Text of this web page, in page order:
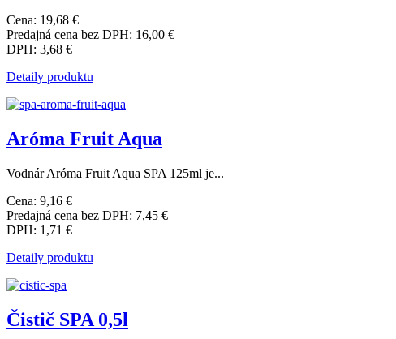
Cena: 19,68 €
Predajná cena bez DPH: 16,00 €
DPH: 3,68 €
Detaily produktu
Aróma Fruit Aqua
Vodnár Aróma Fruit Aqua SPA 125ml je...
Cena: 9,16 €
Predajná cena bez DPH: 7,45 €
DPH: 1,71 €
Detaily produktu
Čistič SPA 0,5l